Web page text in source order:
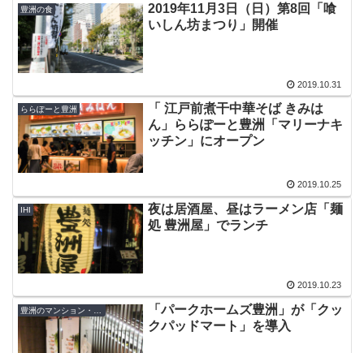
豊洲の食
2019年11月3日（日）第8回「喰
いしん坊まつり」開催
2019.10.31
ららぽーと豊洲
「 江戸前煮干中華そば きみは
ん」ららぽーと豊洲「マリーナキ
ッチン」にオープン
2019.10.25
IHI
夜は居酒屋、昼はラーメン店「麺
処 豊洲屋」でランチ
2019.10.23
「パークホームズ豊洲」が「クッ
クパッドマート」を導入